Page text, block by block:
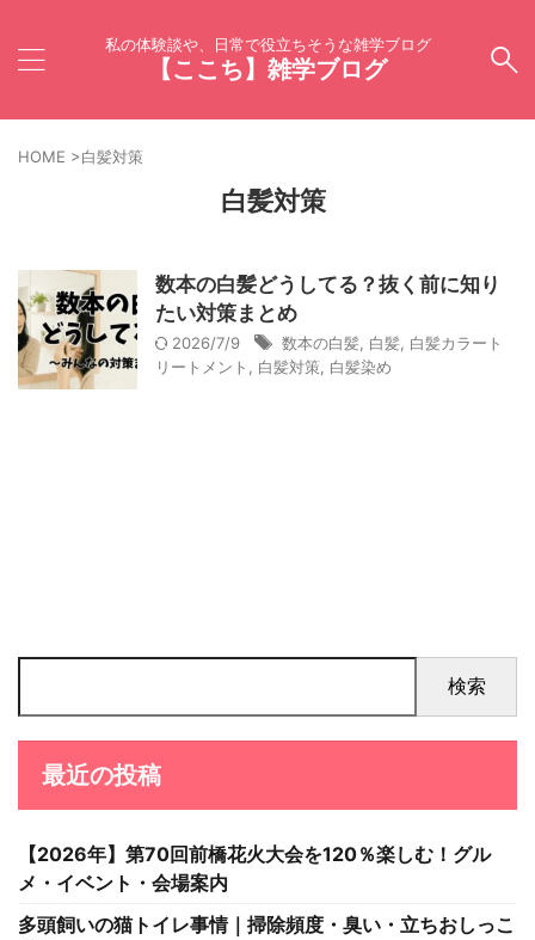
私の体験談や、日常で役立ちそうな雑学ブログ
【ここち】雑学ブログ
HOME >白髪対策
白髪対策
数本の白髪どうしてる？抜く前に知り
たい対策まとめ
2026/7/9 数本の白髪 白髪 白髪カラート
リートメント
白髪対策 白髪染め
検索
最近の投稿
【2026年】第70回前橋花火大会を120％楽しむ！グル
メ・イベント・会場案内
多頭飼いの猫トイレ事情｜掃除頻度・臭い・立ちおしっこ